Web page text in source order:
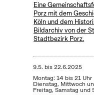
Eine
Porz mit dem
Köln und dem
Bildarchiv von der
Stadtbezirk Porz.
9.5. bis22.6.2025
Montag: 14 bis 21 Uhr
Dienstag, Mittwoch
Freitag, Samstag und